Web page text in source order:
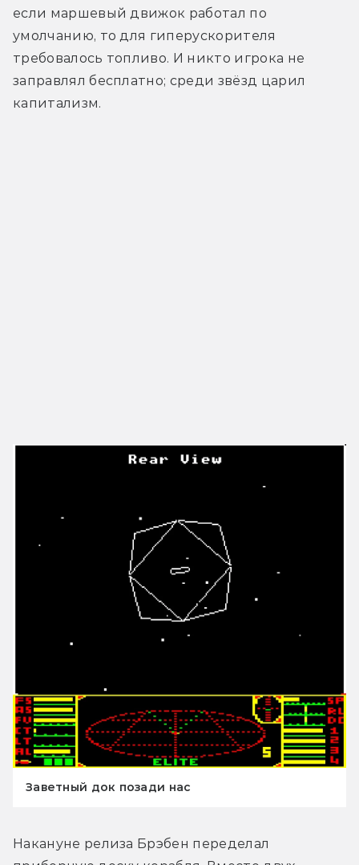
если маршевый движок работал по
умолчанию, то для гиперускорителя
требовалось топливо. И никто игрока не
заправлял бесплатно; среди звёзд царил
капитализм.
Заветный док позади нас
Накануне релиза Брэбен переделал